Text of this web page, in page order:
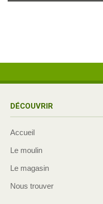
DÉCOUVRIR
Accueil
Le moulin
Le magasin
Nous trouver